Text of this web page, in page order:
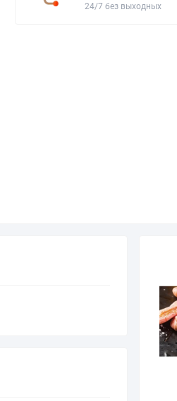
24/7 без выходных